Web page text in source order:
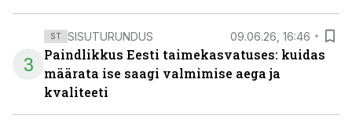
3
ST SISUTURUNDUS 09.06.26, 16:46
Paindlikkus Eesti taimekasvatuses: kuidas
määrata ise saagi valmimise aega ja
kvaliteeti